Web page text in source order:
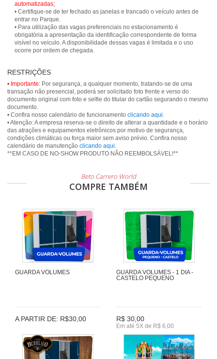
automatizadas;
• Certifique-se de ter fechado as janelas e trancado o veículo antes de
entrar no Parque.
• Para utilização das vagas preferenciais no estacionamento é
obrigatória a apresentação da identificação correspondente de forma
visível no veículo. A disponibilidade dessas vagas é limitada e o uso
ocorre por ordem de chegada.
RESTRIÇÕES
• Importante: Por segurança, a qualquer momento, tratando-se de uma
transação não presencial, poderá ser solicitado foto frente e verso do
documento original com foto e selfie do titular do cartão segurando o mesmo
documento.
• Confira nosso calendário de funcionamento clicando aqui.
• Atenção: A empresa reserva-se o direito de alterar a quantidade e o horário
das atrações e equipamentos eletrônicos por motivo de segurança,
condições climáticas ou força maior sem aviso prévio. Confira nosso
calendário de manutenção clicando aqui.
**EM CASO DE NO-SHOW PRODUTO NÃO REEMBOLSÁVEL!**
Beto Carrero World
COMPRE TAMBÉM
GUARDA VOLUMES
A PARTIR DE: R$30,00
GUARDA VOLUMES - 1 DIA -
CASTELO PEQUENO
R$ 30,00
Em até 5X de R$ 6,00